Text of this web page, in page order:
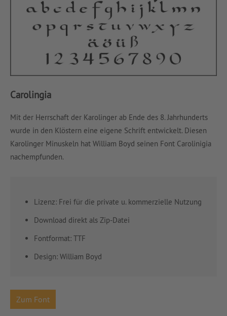
Carolingia
Mit der Herrschaft der Karolinger ab Ende des 8. Jahrhunderts
wurde in den Klöstern eine eigene Schrift entwickelt. Diesen
Karolinger Minuskeln hat William Boyd seinen Font Carolinigia
nachempfunden.
Lizenz: Frei für die private u. kommerzielle Nutzung
Download direkt als Zip-Datei
Fontformat: TTF
Design: William Boyd
Zum Font